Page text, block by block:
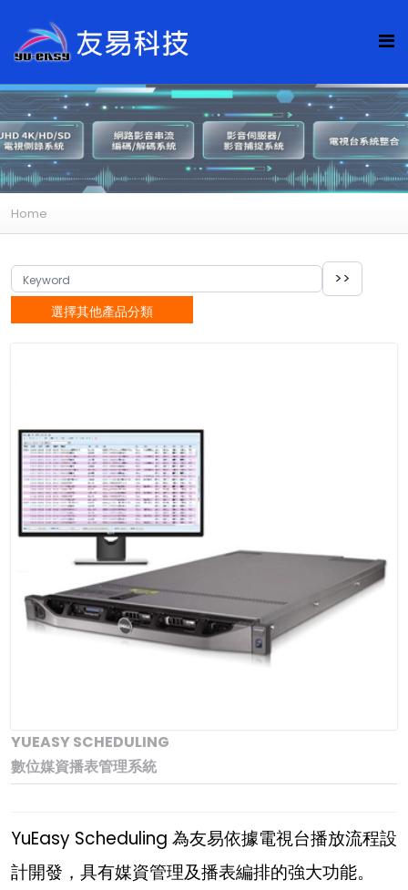
Home
選擇其他產品分類
YUEASY SCHEDULING
數位媒資播表管理系統
YuEasy Scheduling 為友易依據電視台播放流程設
計開發，具有媒資管理及播表編排的強大功能。